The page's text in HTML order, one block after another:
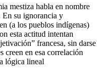
mestiza habla en nombre
En su ignorancia y
(a los pueblos indígenas)
esta actitud intentan
francesa, sin darse
creen en esa correlación
lógica lineal